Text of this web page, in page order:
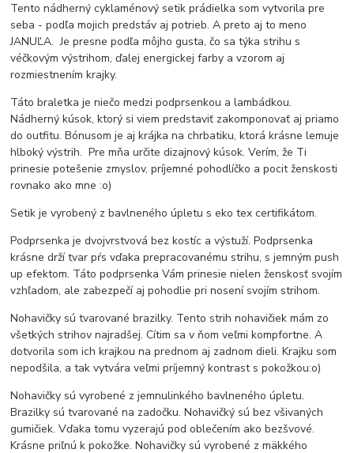
Tento nádherný cyklaménový setik prádielka som vytvorila pre
seba - podľa mojich predstáv aj potrieb. A preto aj to meno
JANUĽA. Je presne podľa môjho gusta, čo sa týka strihu s
véčkovým výstrihom, ďalej energickej farby a vzorom aj
rozmiestnením krajky.
Táto braletka je niečo medzi podprsenkou a lambádkou.
Nádherný kúsok, ktorý si viem predstaviť zakomponovať aj priamo
do outfitu. Bónusom je aj krájka na chrbatiku, ktorá krásne lemuje
hlboký výstrih. Pre mňa určite dizajnový kúsok. Verím, že Ti
prinesie potešenie zmyslov, príjemné pohodlíčko a pocit ženskosti
rovnako ako mne :o)
Setik je vyrobený z bavlneného úpletu s eko tex certifikátom.
Podprsenka je dvojvrstvová bez kostíc a výstuží. Podprsenka
krásne drží tvar pŕs vďaka prepracovanému strihu, s jemným push
up efektom. Táto podprsenka Vám prinesie nielen ženskosť svojím
vzhľadom, ale zabezpečí aj pohodlie pri nosení svojím strihom.
Nohavičky sú tvarované brazilky. Tento strih nohavičiek mám zo
všetkých strihov najradšej. Cítim sa v ňom veľmi kompfortne. A
dotvorila som ich krajkou na prednom aj zadnom dieli. Krajku som
nepodšila, a tak vytvára veľmi príjemný kontrast s pokožkou:o)
Nohavičky sú vyrobené z jemnulinkého bavlneného úpletu.
Brazilky sú tvarované na zadočku. Nohavičký sú bez všivaných
gumičiek. Vďaka tomu vyzerajú pod oblečením ako bezšvové.
Krásne priľnú k pokožke. Nohavičky sú vyrobené z mäkkého